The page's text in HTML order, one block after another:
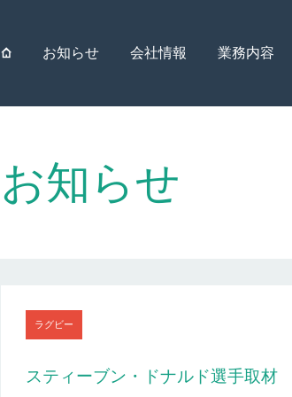
⌂ お知らせ 会社情報 業務内容
お知らせ
ラグビー
スティーブン・ドナルド選手取材